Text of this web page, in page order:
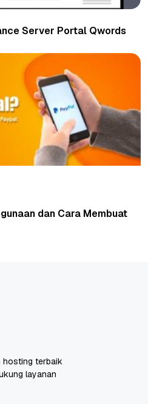
Server Portal Qwords
dan Cara Membuat
hosting terbaik
layanan